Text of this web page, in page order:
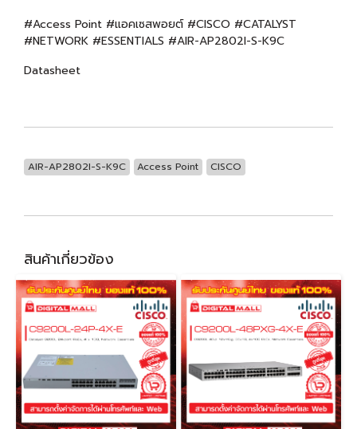
#Access Point #แอคเซสพอยต์ #CISCO #CATALYST
#NETWORK #ESSENTIALS #AIR-AP2802I-S-K9C
Datasheet
AIR-AP2802I-S-K9C Access Point CISCO
สินค้าเกี่ยวข้อง